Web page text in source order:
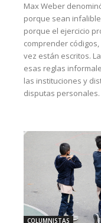
Max Weber
porque sean
porque el ejercicio
comprender
vez están escritos.
esas reglas
las instituciones y
disputas personales.
COLUMNISTAS